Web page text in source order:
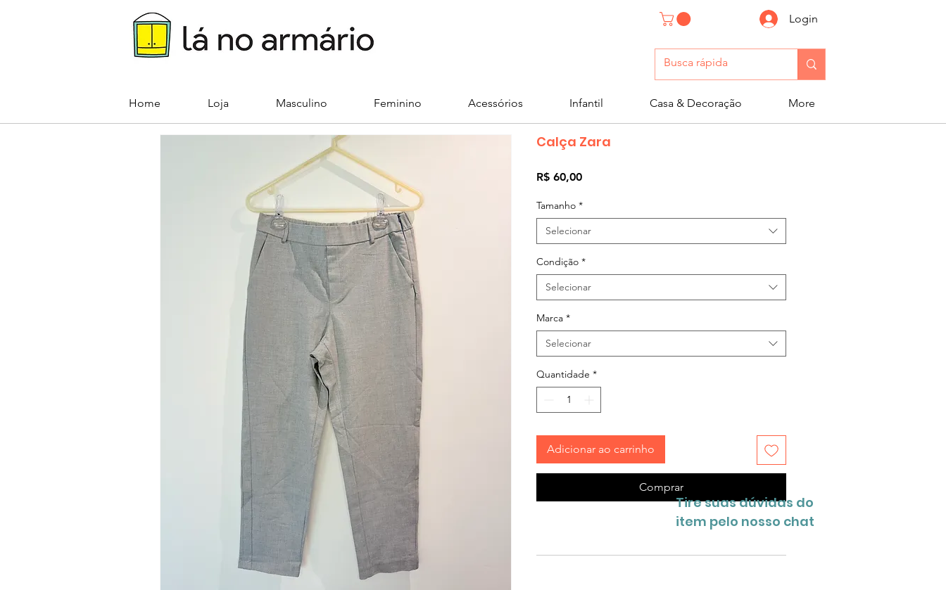
Login
Home Loja Masculino Feminino Acessórios Infantil Casa & Decoração More
Calça Zara
R$ 60,00Preço
Tamanho *
Selecionar
Condição *
Selecionar
Marca *
Selecionar
Quantidade *
Adicionar ao carrinho
Comprar
Tire suas dúvidas do
item pelo nosso chat